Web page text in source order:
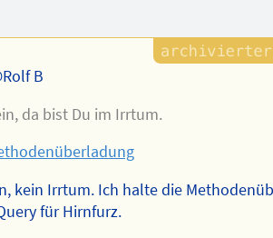
Autors
B
da bist Du im Irrtum.
kein Irrtum. Ich halte die
für Hirnfurz.